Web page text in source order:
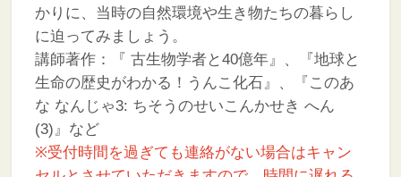
かりに、当時の自然環境や生き物たちの暮らし
に迫ってみましょう。
講師著作：『 古生物学者と40億年』、『地球と
生命の歴史がわかる！うんこ化石』、『このあ
な なんじゃ3: ちそうのせいこんかせき へん
(3)』など
※受付時間を過ぎても連絡がない場合はキャン